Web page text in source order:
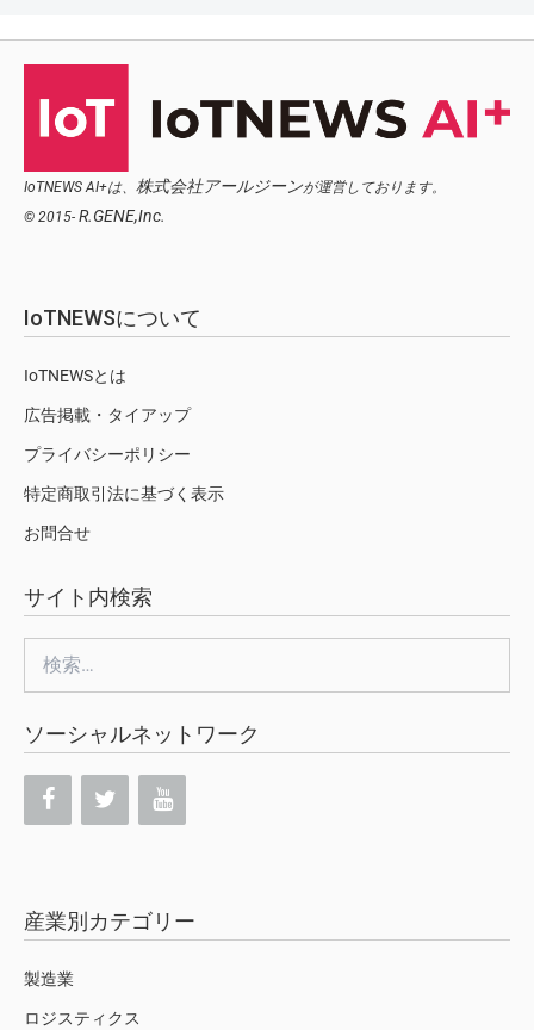
IoTNEWS AI+は、 株式会社アールジーンが運営しております。
© 2015- R.GENE,Inc.
IoTNEWSについて
IoTNEWSとは
広告掲載・タイアップ
プライバシーポリシー
特定商取引法に基づく表示
お問合せ
サイト内検索
索:
ソーシャルネットワーク
産業別カテゴリー
製造業
ロジスティクス